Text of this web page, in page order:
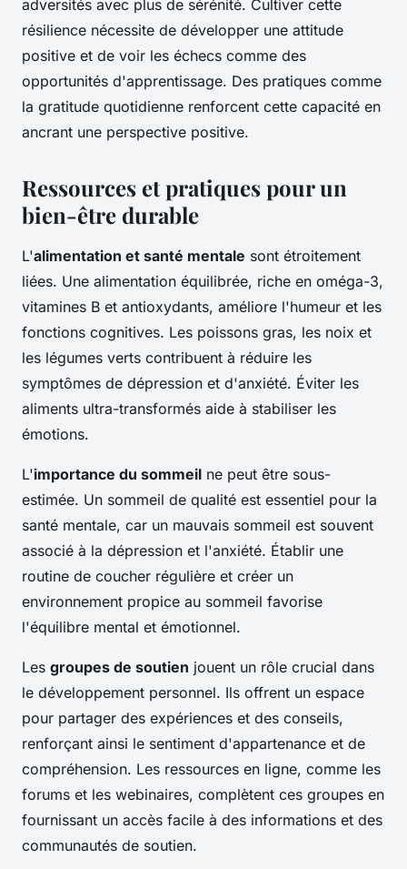
adversités avec plus de sérénité. Cultiver cette
résilience nécessite de développer une attitude
positive et de voir les échecs comme des
opportunités d'apprentissage. Des pratiques comme
la gratitude quotidienne renforcent cette capacité en
ancrant une perspective positive.
Ressources et pratiques pour un
bien-être durable
L'alimentation et santé mentale sont étroitement
liées. Une alimentation équilibrée, riche en oméga-3,
vitamines B et antioxydants, améliore l'humeur et les
fonctions cognitives. Les poissons gras, les noix et
les légumes verts contribuent à réduire les
symptômes de dépression et d'anxiété. Éviter les
aliments ultra-transformés aide à stabiliser les
émotions.
L'importance du sommeil ne peut être sous-
estimée. Un sommeil de qualité est essentiel pour la
santé mentale, car un mauvais sommeil est souvent
associé à la dépression et l'anxiété. Établir une
routine de coucher régulière et créer un
environnement propice au sommeil favorise
l'équilibre mental et émotionnel.
Les groupes de soutien jouent un rôle crucial dans
le développement personnel. Ils offrent un espace
pour partager des expériences et des conseils,
renforçant ainsi le sentiment d'appartenance et de
compréhension. Les ressources en ligne, comme les
forums et les webinaires, complètent ces groupes en
fournissant un accès facile à des informations et des
communautés de soutien.